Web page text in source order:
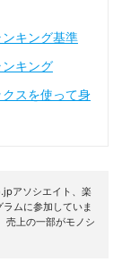
キング基準
キング
スを使って身
アソシエイト、楽
ムに参加していま
売上の一部がモノシ